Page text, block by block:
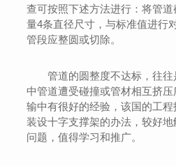
查可按照下述方法进行：将管
量4条直径尺寸，与标准值进行
管段应整圆或切除。
管道的圆整度不达标，往
中管道遭受碰撞或管材相互挤
输中有很好的经验，该国的工
装设十字支撑架的办法，较好
问题，值得学习和推广。